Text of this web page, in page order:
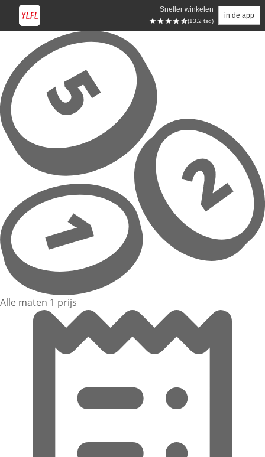
Sneller winkelen
(13.2 tsd)
in de app
Overslaan naar hoofdinhoud
Alle maten 1 prijs